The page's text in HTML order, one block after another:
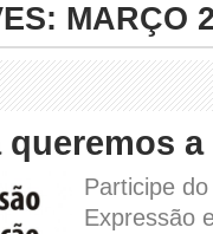
MARÇO
Participe
Expressão